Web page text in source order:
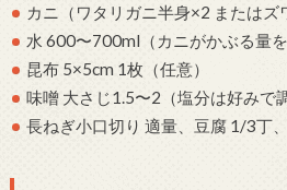
カニ（ワタリガニ半身×2 またはズ
水 600〜700ml（カニがかぶる量を
昆布 5×5cm 1枚（任意）
味噌 大さじ1.5〜2（塩分は好みで
長ねぎ小口切り 適量、豆腐 1/3丁